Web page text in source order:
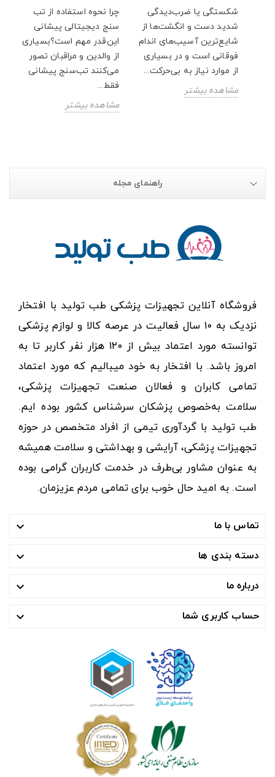
چرا نحوه استفاده از تب
سنج دیجیتالی پیشانی
این‌قدر مهم است؟بسیاری
از والدین و مراقبان تصور
می‌کنند تب‌سنج پیشانی
فقط...
مشاهده بیشتر
شکستگی یا ضرب‌دیدگی
شدید دست و انگشت‌ها از
شایع‌ترین آسیب‌های اندام
فوقانی است و در بسیاری
از موارد نیاز به بی‌حرکت...
مشاهده بیشتر
راهنمای مجله
فروشگاه آنلاین تجهیزات پزشکی طب تولید با افتخار
نزدیک به ۱۰ سال فعالیت در عرصه کالا و لوازم پزشکی
توانسته مورد اعتماد بیش از ۱۲۰ هزار نفر کاربر تا به
امروز باشد. با افتخار به خود میبالیم که مورد اعتماد
تمامی کابران و فعالان صنعت تجهیزات پزشکی،
سلامت به‌خصوص پزشکان سرشناس کشور بوده ایم.
طب تولید با گردآوری تیمی از افراد متخصص در حوزه
تجهیزات پزشکی، آرایشی و بهداشتی و سلامت همیشه
به عنوان مشاور بی‌طرف در خدمت کاربران گرامی بوده
است. به امید حال خوب برای تمامی مردم عزیزمان.
تماس با ما 
دسته بندی ها 
درباره ما 
حساب کاربری شما 